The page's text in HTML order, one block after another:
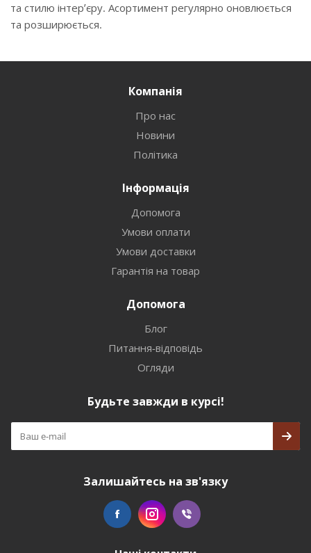
та стилю інтер’єру. Асортимент регулярно оновлюється
та розширюється.
Компанія
Про нас
Новини
Політика
Інформація
Допомога
Умови оплати
Умови доставки
Гарантія на товар
Допомога
Блог
Питання-відповідь
Огляди
Будьте завжди в курсі!
Залишайтесь на зв'язку